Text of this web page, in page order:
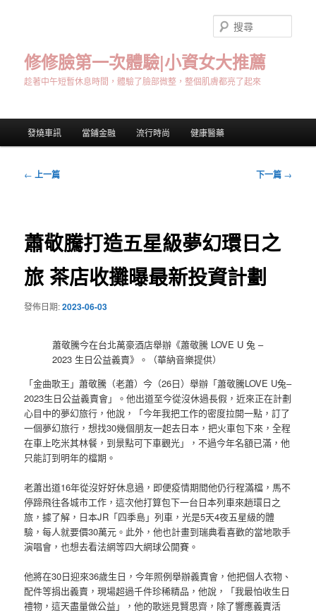
修修臉第一次體驗|小資女大推薦
趁著中午短暫休息時間，體驗了臉部微整，整個肌膚都亮了起來
尋
發燒車訊 當鋪金融 流行時尚 健康醫藥
文
← 上一篇 下一篇 →
蕭敬騰打造五星級夢幻環日之
旅 茶店收攤曝最新投資計劃
發佈日期:2023-06-03
蕭敬騰今在台北萬豪酒店舉辦《蕭敬騰 LOVE U 兔 –
2023 生日公益義賣》。（華納音樂提供）
「金曲歌王」蕭敬騰（老蕭）今（26日）舉辦「蕭敬騰LOVE U兔–
2023生日公益義賣會」。他出道至今從沒休過長假，近來正在計劃
心目中的夢幻旅行，他說，「今年我把工作的密度拉開一點，訂了
一個夢幻旅行，想找30幾個朋友一起去日本，把火車包下來，全程
在車上吃米其林餐，到景點可下車觀光」，不過今年名額已滿，他
只能訂到明年的檔期。
老蕭出道16年從沒好好休息過，即便疫情期間他仍行程滿檔，馬不
停蹄飛往各城市工作，這次他打算包下一台日本列車來趟環日之
旅，據了解，日本JR「四季島」列車，光是5天4夜五星級的體
驗，每人就要價30萬元。此外，他也計畫到瑞典看喜歡的當地歌手
演唱會，也想去看法網等四大網球公開賽。
他將在30日迎來36歲生日，今年照例舉辦義賣會，他把個人衣物、
配件等捐出義賣，現場超過千件珍稀精品，他說，「我最怕收生日
禮物，這天盡量做公益」，他的歌迷見賢思齊，除了響應義賣活